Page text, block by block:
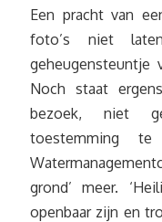
Een pracht van
foto’s niet
Noch staat
bezoek, niet
toestemming
grond’ meer.
openbaar zijn en